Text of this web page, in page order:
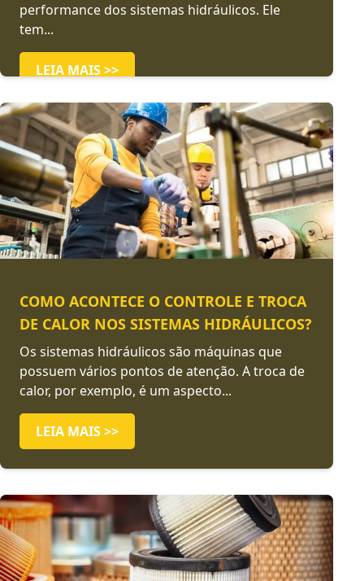
performance dos sistemas hidráulicos. Ele
tem...
LEIA MAIS >>
COMO ACONTECE O CONTROLE E TROCA
DE CALOR NOS SISTEMAS HIDRÁULICOS?
Os sistemas hidráulicos são máquinas que
possuem vários pontos de atenção. A troca de
calor, por exemplo, é um aspecto...
LEIA MAIS >>